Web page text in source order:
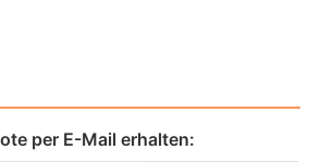
per E-Mail erhalten: